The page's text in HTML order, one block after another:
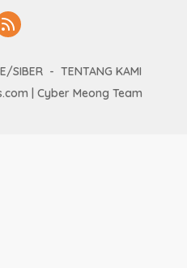
SIBER
TENTANG KAMI
| Cyber Meong Team